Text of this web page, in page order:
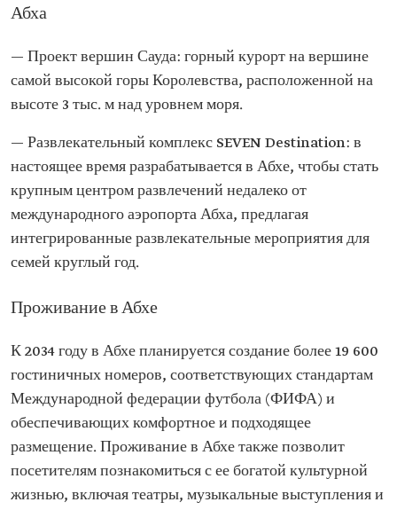
Абха
— Проект вершин Сауда: горный курорт на вершине
самой высокой горы Королевства, расположенной на
высоте 3 тыс. м над уровнем моря.
— Развлекательный комплекс SEVEN Destination: в
настоящее время разрабатывается в Абхе, чтобы стать
крупным центром развлечений недалеко от
международного аэропорта Абха, предлагая
интегрированные развлекательные мероприятия для
семей круглый год.
Проживание в Абхе
К 2034 году в Абхе планируется создание более 19 600
гостиничных номеров, соответствующих стандартам
Международной федерации футбола (ФИФА) и
обеспечивающих комфортное и подходящее
размещение. Проживание в Абхе также позволит
посетителям познакомиться с ее богатой культурной
жизнью, включая театры, музыкальные выступления и